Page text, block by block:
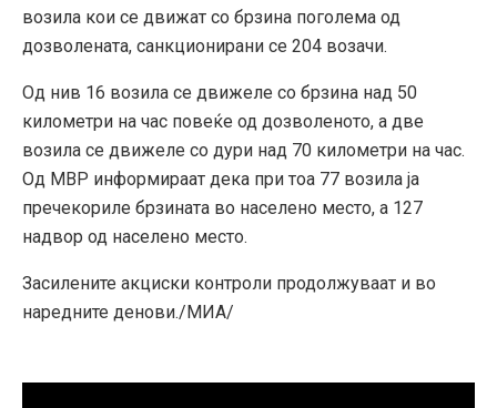
возила кои се движат со брзина поголема од
дозволената, санкционирани се 204 возачи.
Од нив 16 возила се движеле со брзина над 50
километри на час повеќе од дозволеното, а две
возила се движеле со дури над 70 километри на час.
Од МВР информираат дека при тоа 77 возила ја
пречекориле брзината во населено место, а 127
надвор од населено место.
Засилените акциски контроли продолжуваат и во
наредните денови./МИА/